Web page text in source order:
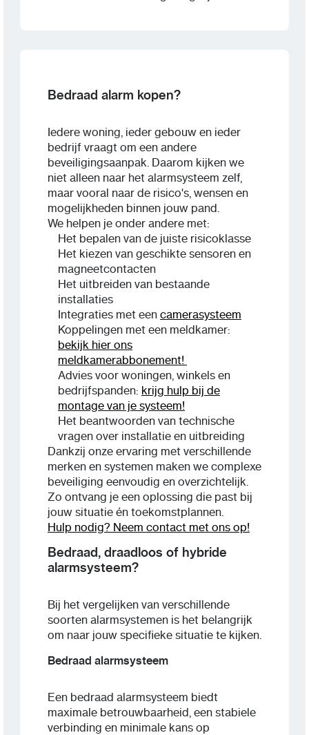
Bedraad alarm kopen?
Iedere woning, ieder gebouw en ieder
bedrijf vraagt om een andere
beveiligingsaanpak. Daarom kijken we
niet alleen naar het alarmsysteem zelf,
maar vooral naar de risico's, wensen en
mogelijkheden binnen jouw pand.
We helpen je onder andere met:
Het bepalen van de juiste risicoklasse
Het kiezen van geschikte sensoren en
magneetcontacten
Het uitbreiden van bestaande
installaties
Integraties met een camerasysteem
Koppelingen met een meldkamer:
bekijk hier ons
meldkamerabbonement!
Advies voor woningen, winkels en
bedrijfspanden: krijg hulp bij de
montage van je systeem!
Het beantwoorden van technische
vragen over installatie en uitbreiding
Dankzij onze ervaring met verschillende
merken en systemen maken we complexe
beveiliging eenvoudig en overzichtelijk.
Zo ontvang je een oplossing die past bij
jouw situatie én toekomstplannen.
Hulp nodig? Neem contact met ons op!
Bedraad, draadloos of hybride
alarmsysteem?
Bij het vergelijken van verschillende
soorten alarmsystemen is het belangrijk
om naar jouw specifieke situatie te kijken.
Bedraad alarmsysteem
Een bedraad alarmsysteem biedt
maximale betrouwbaarheid, een stabiele
verbinding en minimale kans op